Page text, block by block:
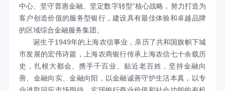
中心、坚守普惠金融、坚定数字转型”核心战略，努力打造为
客户创造价值的服务型银行，建设具有最佳体验和卓越品牌
的区域综合金融服务集团。
诞生于1949年的上海农信事业，亲历了共和国旗帜下城
市发展的宏伟诗篇，上海农商银行传承上海农信七十余载历
史，扎根大都会、携手千百业、贴近老百姓，坚持金融向
善、金融向实、金融向阳，以金融诚善守护生活本真，以专